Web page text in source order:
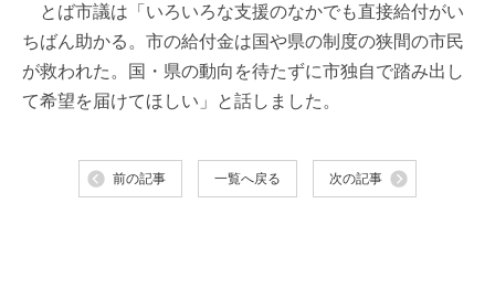
とば市議は「いろいろな支援のなかでも直接給付がい
ちばん助かる。市の給付金は国や県の制度の狭間の市民
が救われた。国・県の動向を待たずに市独自で踏み出し
て希望を届けてほしい」と話しました。
前の記事 一覧へ戻る 次の記事